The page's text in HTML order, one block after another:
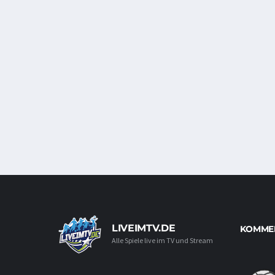
LIVEIMTV.DE
Alle Spiele live im TV und Stream